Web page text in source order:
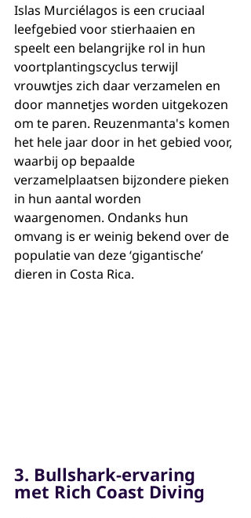
Islas Murciélagos is een cruciaal
leefgebied voor stierhaaien en
speelt een belangrijke rol in hun
voortplantingscyclus terwijl
vrouwtjes zich daar verzamelen en
door mannetjes worden uitgekozen
om te paren. Reuzenmanta's komen
het hele jaar door in het gebied voor,
waarbij op bepaalde
verzamelplaatsen bijzondere pieken
in hun aantal worden
waargenomen. Ondanks hun
omvang is er weinig bekend over de
populatie van deze ‘gigantische’
dieren in Costa Rica.
3. Bullshark-ervaring
met Rich Coast Diving